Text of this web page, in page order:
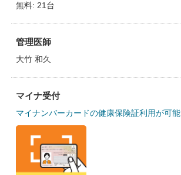
無料: 21台
管理医師
大竹 和久
マイナ受付
マイナンバーカードの健康保険証利用が可能